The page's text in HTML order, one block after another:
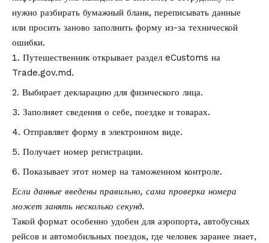
нужно разбирать бумажный бланк, переписывать данные
или просить заново заполнить форму из-за технической
ошибки.
Путешественник открывает раздел eCustoms на
Trade.gov.md.
Выбирает декларацию для физического лица.
Заполняет сведения о себе, поездке и товарах.
Отправляет форму в электронном виде.
Получает номер регистрации.
Показывает этот номер на таможенном контроле.
Если данные введены правильно, сама проверка номера
может занять несколько секунд.
Такой формат особенно удобен для аэропорта, автобусных
рейсов и автомобильных поездок, где человек заранее знает,